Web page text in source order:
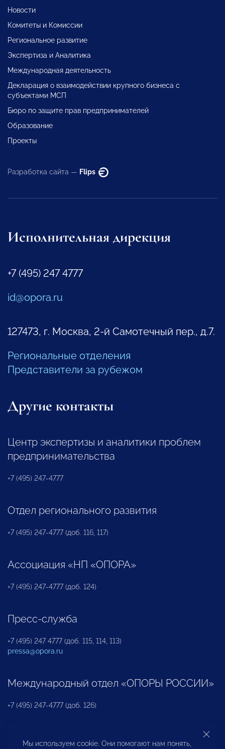
Новости
Комитеты и Комиссии
Региональное развитие
Экспертиза и Аналитика
Международная деятельность
Декларация о взаимодействии крупного бизнеса с
субъектами МСП
Бюро по защите прав предпринимателей
Образование
Проекты
Разработка сайта — Flips
Исполнительная дирекция
+7 (495) 247 4777
id@opora.ru
127473, г. Москва, 2-й Самотечный пер., д.7.
Региональные отделения
Представители за рубежом
Другие контакты
Центр экспертизы и аналитики проблем
предпринимательства
+7 (495) 247-4777
Отдел регионального развития
+7 (495) 247-4777 (доб. 116, 117)
Ассоциация «НП «ОПОРА»
+7 (495) 247-4777 (доб. 124)
Пресс-служба
+7 (495) 247 4777 (доб. 115, 114, 113)
pressa@opora.ru
Международный отдел «ОПОРЫ РОССИИ»
+7 (495) 247-4777 (доб. 126)
Бюро по защите прав предпринимателей и
Мы используем cookie. Они помогают нам понять,